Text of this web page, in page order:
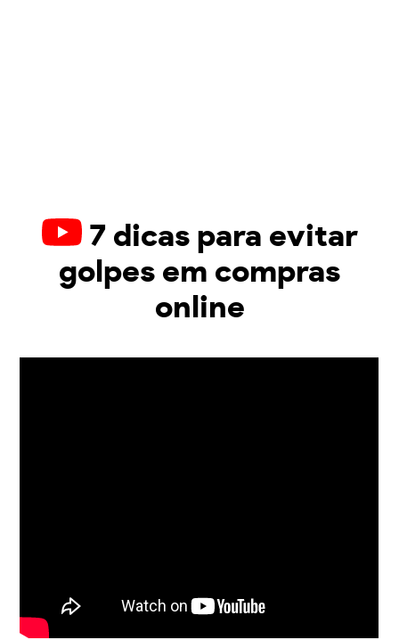
7 dicas para evitar
golpes em compras
online